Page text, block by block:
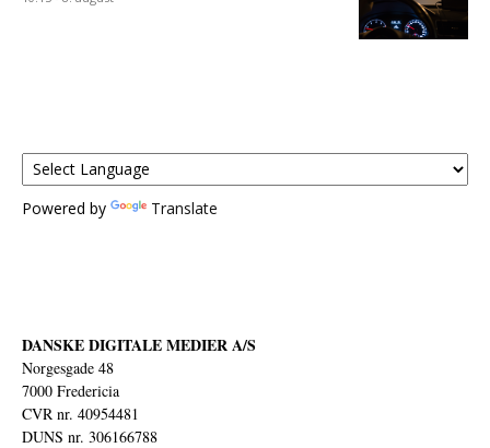
Powered by Translate
DANSKE DIGITALE MEDIER A/S
Norgesgade 48
7000 Fredericia
CVR nr. 40954481
DUNS nr. 306166788